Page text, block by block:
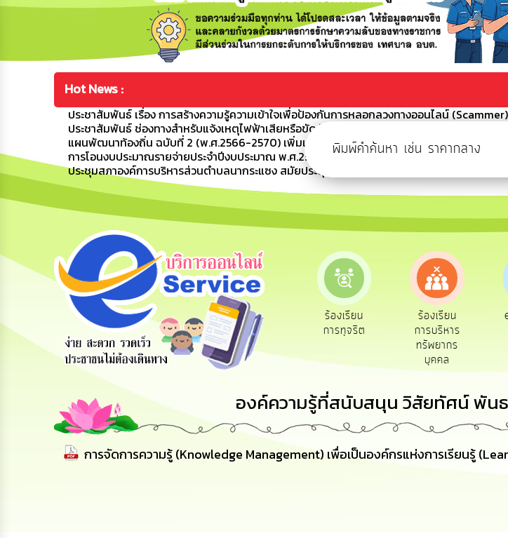
Hot News :
ประชาสัมพันธ์ เรื่อง การสร้างความรู้ความเข้าใจเพื่อป้องกันการหลอกลวงทางออนไลน์ (Scammer)
ประชาสัมพันธ์ ช่องทางสำหรับแจ้งเหตุไฟฟ้าเสียหรือขัดข้อง โทร 045210252 ต่อ 8343
แผนพัฒนาท้องถิ่น ฉบับที่ 2 (พ.ศ.2566-2570) เพิ่มเติม (ครั้งที่ 3/2569)
การโอนงบประมาณรายจ่ายประจำปีงบประมาณ พ.ศ.2569 ครั้งที่ 8
ประชุมสภาองค์การบริหารส่วนตำบลนากระแซง สมัยประชุมวิสามัญ ประจำปี 2569 สมัยที่ 1
สายด่วนผู้
บริหาร
รับฟังความ
คิดเห็น
ประชาชน
ร้องเรียน
ร้องทุกข์
ร้องเรียน
การทุจริต
ร้องเรียน
การบริหาร
ทรัพยากร
บุคคล
องค์ความรู้ที่สนับสนุน วิสัยทัศน์ พัน
การจัดการความรู้ (Knowledge Management) เพื่อเป็นองค์กรแห่งการเรียนรู้